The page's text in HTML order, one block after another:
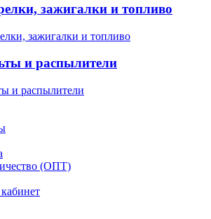
зажигалки и топливо
и распылители
(ОПТ)